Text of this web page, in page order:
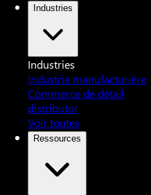
Industries
Industries
Industrie manufacturière
Commerce de détail
distributor
Voir toutes
Ressources